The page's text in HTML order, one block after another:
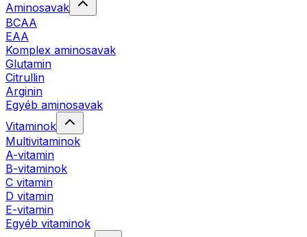
Aminosavak
BCAA
EAA
Komplex aminosavak
Glutamin
Citrullin
Arginin
Egyéb aminosavak
Vitaminok
Multivitaminok
A-vitamin
B-vitaminok
C vitamin
D vitamin
E-vitamin
Egyéb vitaminok